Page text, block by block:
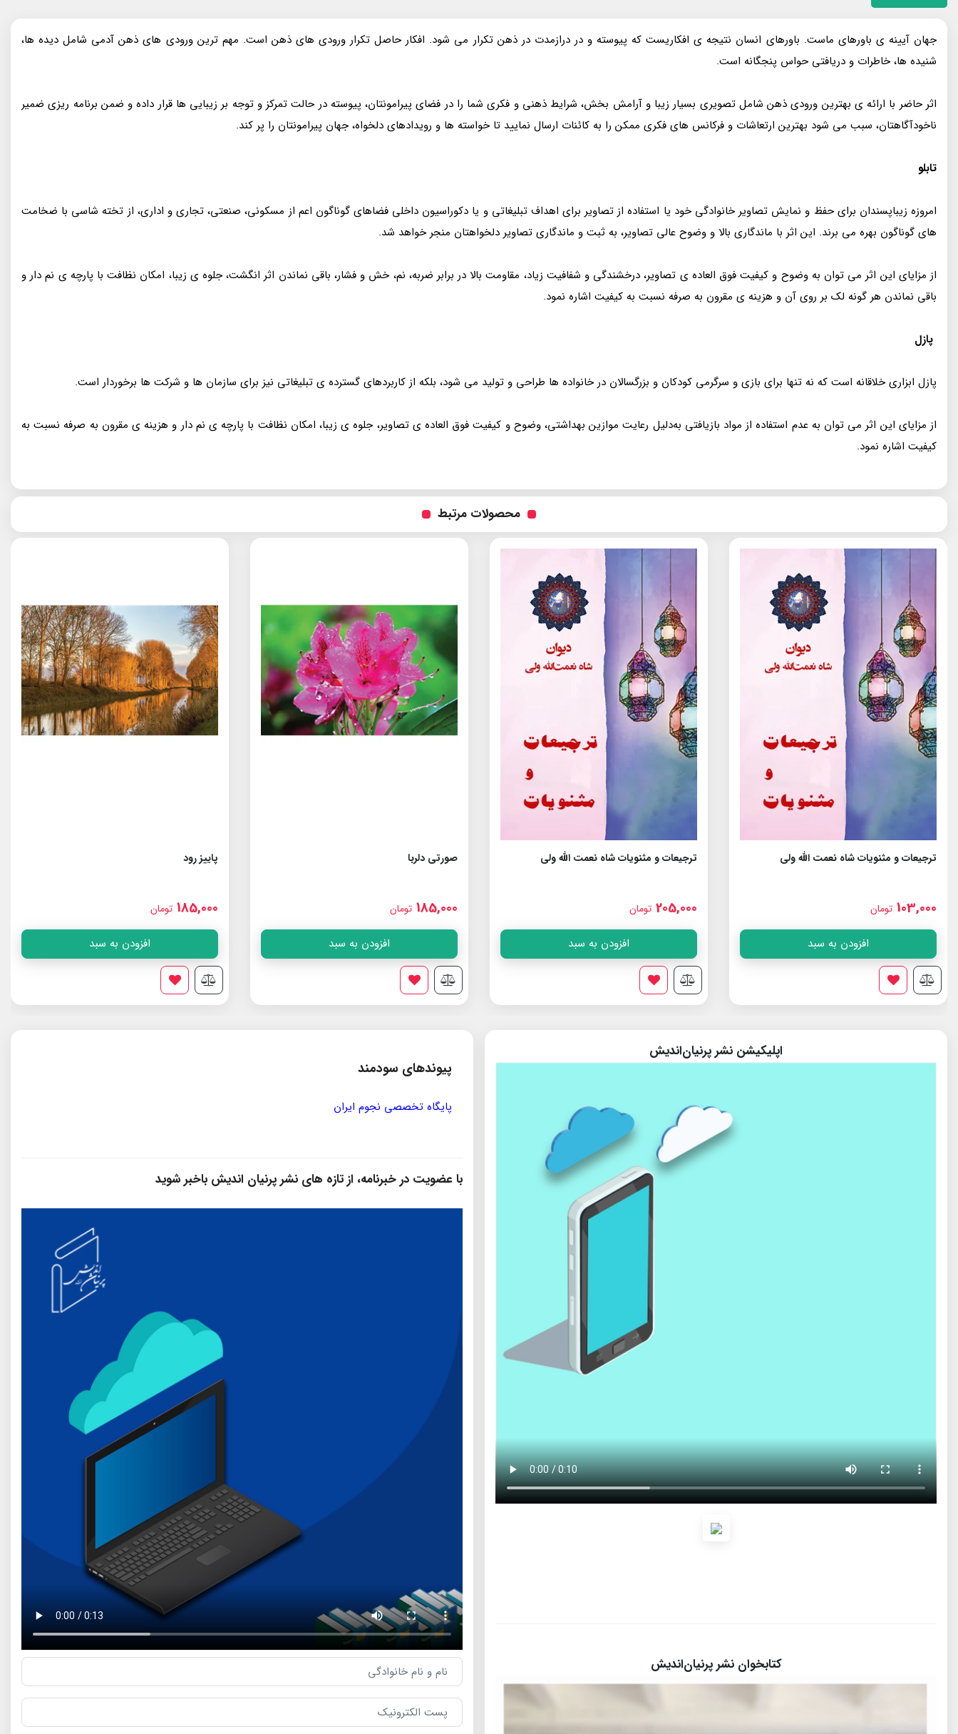
جهان آیینه‌ ی باورهای ماست. باورهای انسان نتیجه‌ ی افکاریست که پیوسته و در دراز‌مدت در ذهن تکرار می‌ شود. افکار حاصل تکرار ورودی‌ های ذهن است. مهم‌ ترین ورودی‌ های ذهن آدمی شامل دیده‌ ها،
شنیده‌ ها، خاطرات و دریافتی حواس پنجگانه است.
اثر حاضر با ارائه‌ ی بهترین ورودی‌ ذهن شامل تصویری بسیار زیبا و آرامش‌ بخش، شرایط ذهنی و فکری شما را در فضای پیرامونتان، پیوسته در حالت تمرکز و توجه بر زیبایی‌ ها قرار داده و ضمن برنامه‌ ریزی ضمیر
ناخودآگاهتان، سبب می‌ شود بهترین ارتعاشات و فرکانس‌ های فکری ممکن را به کائنات ارسال نمایید تا خواسته‌ ها و رویدادهای دلخواه، جهان پیرامونتان را پر کند.
تابلو
امروزه زیبا‌پسندان برای حفظ و نمایش تصاویر خانوادگی خود یا استفاده از تصاویر برای اهداف تبلیغاتی و یا دکوراسیون داخلی فضاهای گوناگون اعم از مسکونی، صنعتی، تجاری و اداری، از تخته شاسی با ضخامت‌
های گوناگون بهره می‌ برند. این اثر با ماندگاری بالا و وضوح عالی تصاویر، به ثبت و ماندگاری تصاویر دلخواهتان منجر خواهد شد.
از مزایای این اثر می‌ توان به وضوح و کیفیت فوق‌ العاده‌ ی تصاویر، درخشندگی و شفافیت زیاد، مقاومت بالا در برابر ضربه، نم، خش و فشار، باقی نماندن اثر انگشت، جلوه‌ ی زیبا، امکان نظافت با پارچه‌ ی نم‌ دار و
باقی نماندن هر گونه لک بر روی آن و هزینه‌ ی مقرون به صرفه نسبت به کیفیت اشاره نمود.
پازل
پازل ابزاری خلاقانه است که نه‌ تنها برای بازی و سرگرمی کودکان و بزرگسالان در خانواده‌ ها طراحی و تولید می شود، بلکه از کاربردهای گسترده‌ ی تبلیغاتی نیز برای سازمان‌ ها و شرکت‌ ها برخوردار است.
از مزایای این اثر می‌ توان به عدم استفاده از مواد بازیافتی به‌دلیل رعایت موازین بهداشتی، وضوح و کیفیت فوق‌ العاده‌ ی تصاویر، جلوه‌ ی زیبا، امکان نظافت با پارچه‌ ی نم‌ دار و هزینه‌ ی مقرون به صرفه نسبت به
کیفیت اشاره نمود.
محصولات مرتبط
ترجیعات و مثنویات شاه نعمت الله ولى
103,000 تومان
افزودن به سبد
ترجیعات و مثنویات شاه نعمت الله ولى
205,000 تومان
افزودن به سبد
صورتی دلربا
185,000 تومان
افزودن به سبد
پاییز رود
185,000 تومان
افزودن به سبد
اپلیکیشن نشر پرنیان‌اندیش
کتابخوان نشر پرنیان‌اندیش
پیوندهای سودمند
مؤسسه ی پژوهشی حکمت و فلسفه ی ایران
با عضویت در خبرنامه، از تازه‌ های نشر پرنیان‌ اندیش باخبر شوید